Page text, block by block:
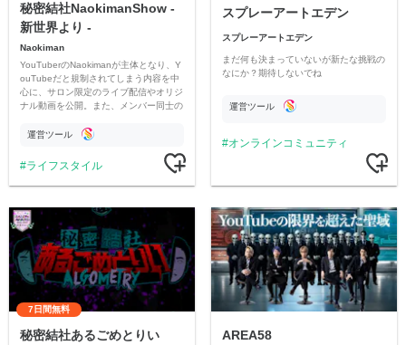
秘密結社NaokimanShow -
新世界より -
Naokiman
YouTuberのNaokimanが主体となり、Y
ouTubeだと規制されてしまう内容を中
心に、サロン限定のライブ配信やオリジ
ナル動画を公開。また、メンバー同士の
ただいています。
運営ツール
ライフスタイル
スプレーアートエデン
スプレーアートエデン
まだ何も決まっていないが新たな挑戦の
なにか？期待しないでね
運営ツール
オンラインコミュニティ
7日間無料
秘密結社あるごめとりい AREA58